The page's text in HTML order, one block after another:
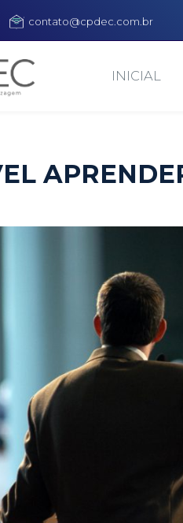
contato@cpdec.com.br
INICIAL